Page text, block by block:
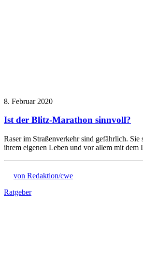
8. Februar 2020
Ist der Blitz-Marathon sinnvoll?
Raser im Straßenverkehr sind gefährlich.
ihrem eigenen Leben und vor allem mit
von Redaktion/cwe
Ratgeber